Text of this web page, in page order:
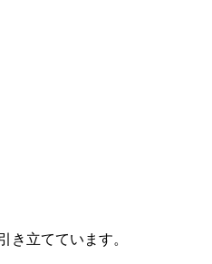
き立てています。